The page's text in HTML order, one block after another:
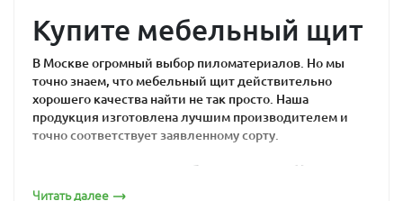
Купите мебельный щит
В Москве огромный выбор пиломатериалов. Но мы
точно знаем, что мебельный щит действительно
хорошего качества найти не так просто. Наша
продукция изготовлена лучшим производителем и
точно соответствует заявленному сорту.
Почему мебельный
Читать далее